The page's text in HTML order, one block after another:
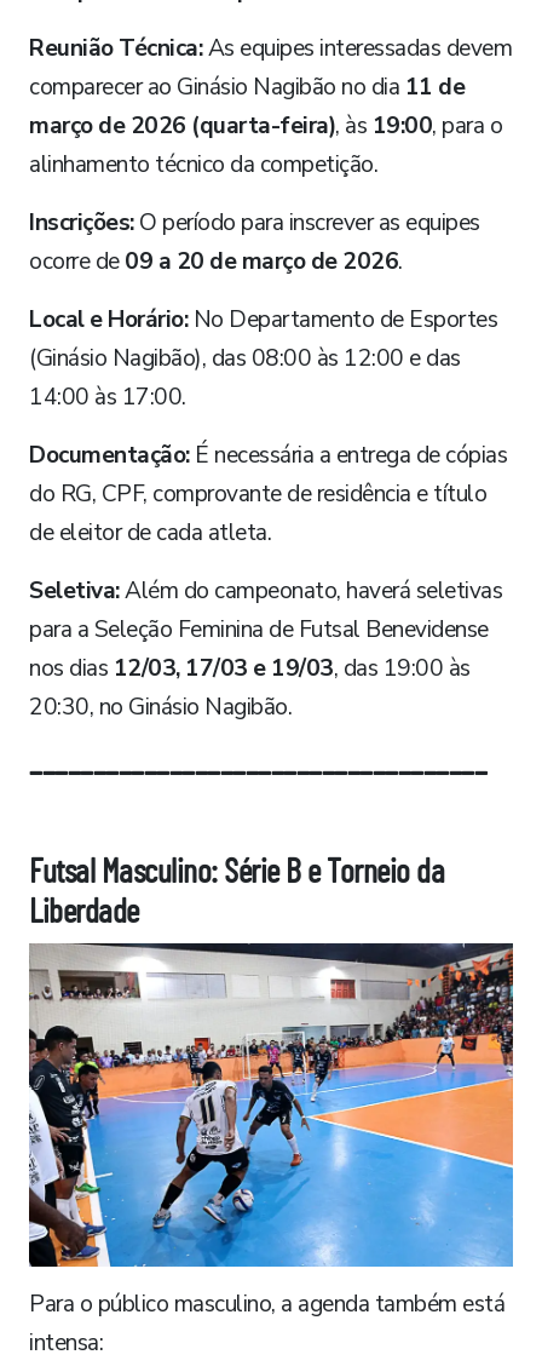
Reunião Técnica:As equipes interessadas devem
comparecer ao Ginásio Nagibão no dia 11 de
março de 2026 (quarta-feira), às 19:00, para o
alinhamento técnico da competição.
Inscrições:O período para inscrever as equipes
ocorre de09 a 20 de março de 2026.
Local e Horário:No Departamento de Esportes
(Ginásio Nagibão), das 08:00 às 12:00 e das
14:00 às 17:00.
Documentação:É necessária a entrega de cópias
do RG, CPF, comprovante de residência e título
de eleitor de cada atleta.
Seletiva:Além do campeonato, haverá seletivas
para a Seleção Feminina de Futsal Benevidense
nos dias 12/03, 17/03 e 19/03, das 19:00 às
20:30, no Ginásio Nagibão.
____________________________________
Futsal Masculino: Série B e Torneio da
Liberdade
Para o público masculino, a agenda também está
intensa: